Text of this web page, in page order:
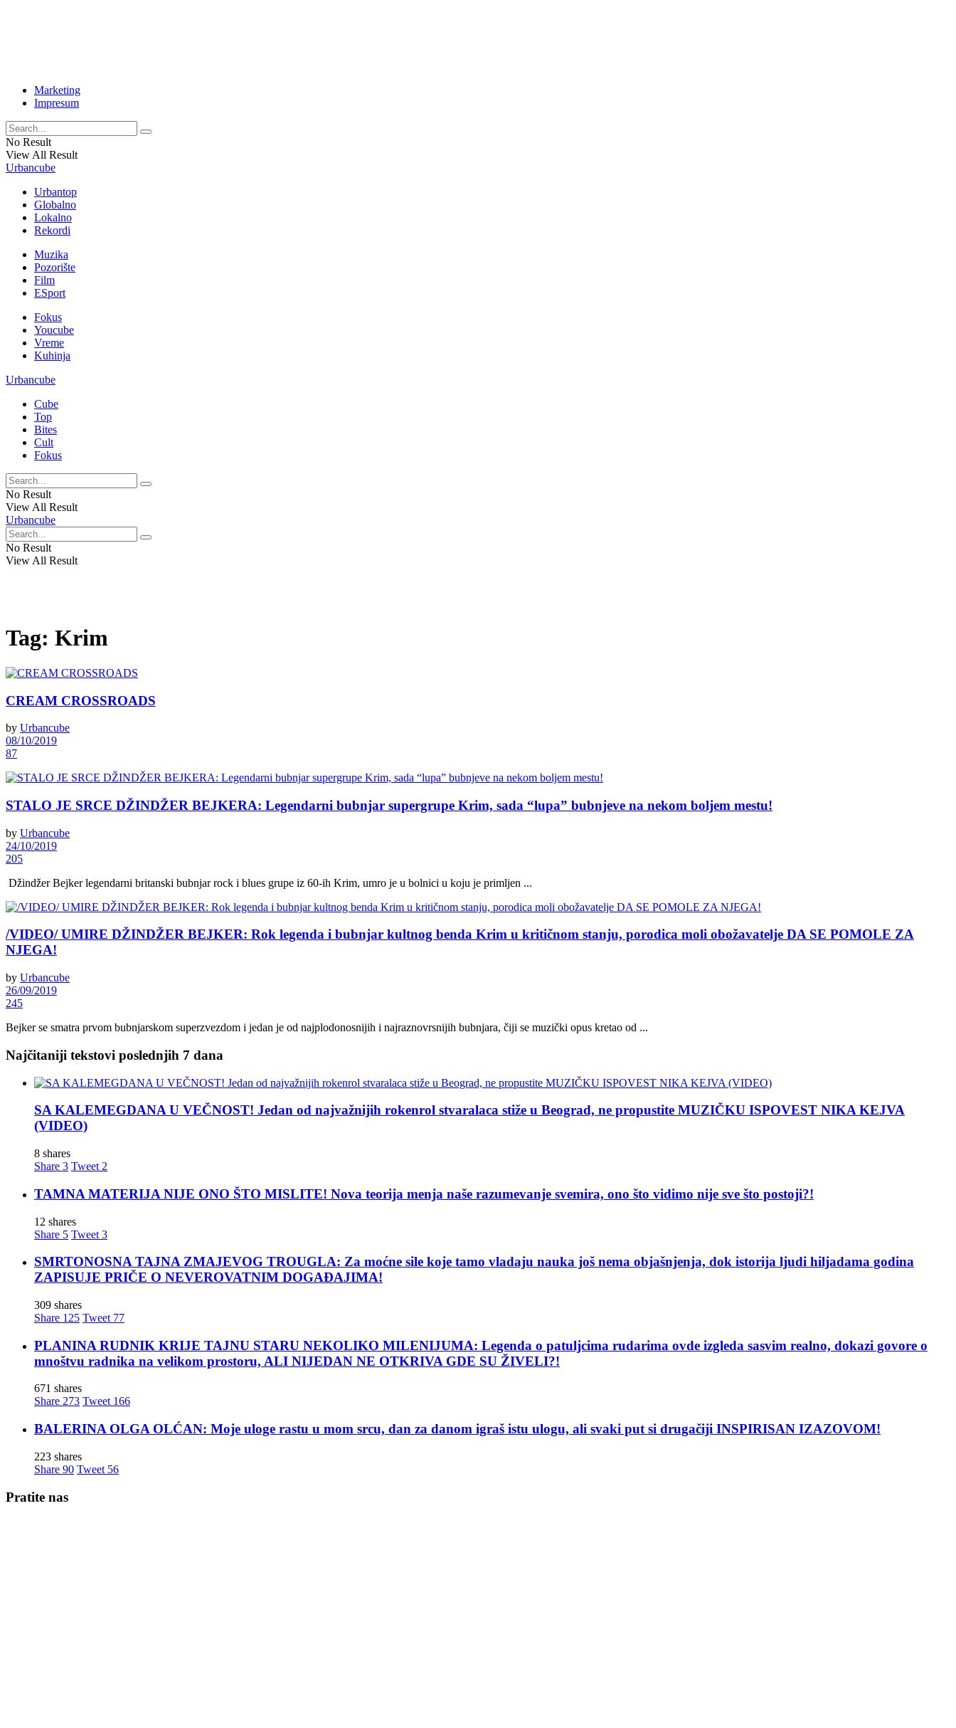
Marketing
Impresum
No Result
View All Result
Urbancube
Urbantop
Globalno
Lokalno
Rekordi
Muzika
Pozorište
Film
ESport
Fokus
Youcube
Vreme
Kuhinja
Urbancube
Cube
Top
Bites
Cult
Fokus
No Result
View All Result
Urbancube
No Result
View All Result
Tag: Krim
CREAM CROSSROADS
by Urbancube
08/10/2019
87
STALO JE SRCE DŽINDŽER BEJKERA: Legendarni bubnjar supergrupe Krim, sada “lupa” bubnjeve na nekom boljem mestu!
by Urbancube
24/10/2019
205
Džindžer Bejker legendarni britanski bubnjar rock i blues grupe iz 60-ih Krim, umro je u bolnici u koju je primljen ...
/VIDEO/ UMIRE DŽINDŽER BEJKER: Rok legenda i bubnjar kultnog benda Krim u kritičnom stanju, porodica moli obožavatelje DA SE POMOLE ZA
NJEGA!
by Urbancube
26/09/2019
245
Bejker se smatra prvom bubnjarskom superzvezdom i jedan je od najplodonosnijih i najraznovrsnijih bubnjara, čiji se muzički opus kretao od ...
Najčitaniji tekstovi poslednjih 7 dana
SA KALEMEGDANA U VEČNOST! Jedan od najvažnijih rokenrol stvaralaca stiže u Beograd, ne propustite MUZIČKU ISPOVEST NIKA KEJVA
(VIDEO)
8 shares
Share 3 Tweet 2
TAMNA MATERIJA NIJE ONO ŠTO MISLITE! Nova teorija menja naše razumevanje svemira, ono što vidimo nije sve što postoji?!
12 shares
Share 5 Tweet 3
SMRTONOSNA TAJNA ZMAJEVOG TROUGLA: Za moćne sile koje tamo vladaju nauka još nema objašnjenja, dok istorija ljudi hiljadama godina
ZAPISUJE PRIČE O NEVEROVATNIM DOGAĐAJIMA!
309 shares
Share 125 Tweet 77
PLANINA RUDNIK KRIJE TAJNU STARU NEKOLIKO MILENIJUMA: Legenda o patuljcima rudarima ovde izgleda sasvim realno, dokazi govore o
mnoštvu radnika na velikom prostoru, ALI NIJEDAN NE OTKRIVA GDE SU ŽIVELI?!
671 shares
Share 273 Tweet 166
BALERINA OLGA OLĆAN: Moje uloge rastu u mom srcu, dan za danom igraš istu ulogu, ali svaki put si drugačiji INSPIRISAN IZAZOVOM!
223 shares
Share 90 Tweet 56
Pratite nas